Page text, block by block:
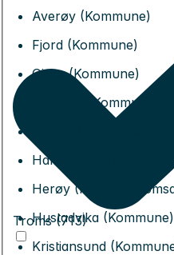
Averøy (Kommune)
Fjord (Kommune)
Giske (Kommune)
Gjemnes (Kommune)
Hareid (Kommune)
Herøy (Møre og
Hustadvika (Kommune)
Kristiansund
Troms (713)